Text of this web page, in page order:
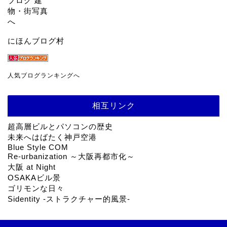
にほんブログ村
人気ブログランキングへ
相互リンク
超高層ビルとパソコンの歴史
未来へはばたく神戸空港
Blue Style COM
Re-urbanization ～大阪再都市化～
大阪 at Night
OSAKAビル景
ゴリモンな日々
Sidentity -ストラクチャー的風景-